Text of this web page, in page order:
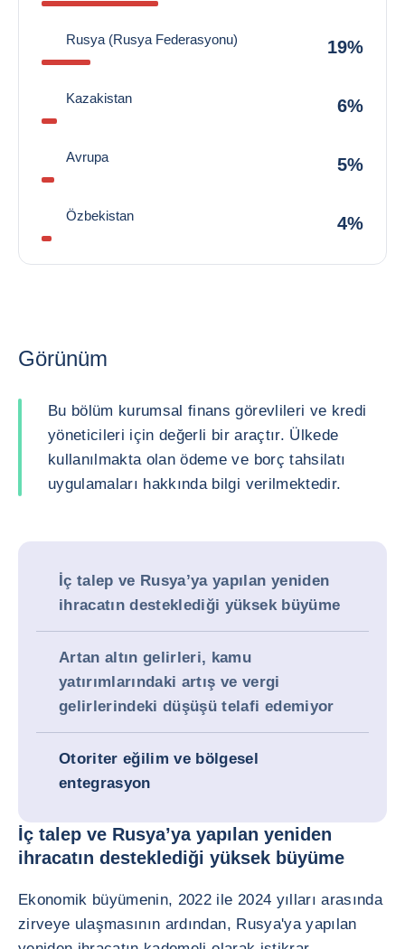
Rusya (Rusya Federasyonu) 19%
Kazakistan 6%
Avrupa 5%
Özbekistan 4%
Görünüm
Bu bölüm kurumsal finans görevlileri ve kredi
yöneticileri için değerli bir araçtır. Ülkede
kullanılmakta olan ödeme ve borç tahsilatı
uygulamaları hakkında bilgi verilmektedir.
İç talep ve Rusya’ya yapılan yeniden
ihracatın desteklediği yüksek büyüme
Artan altın gelirleri, kamu
yatırımlarındaki artış ve vergi
gelirlerindeki düşüşü telafi edemiyor
Otoriter eğilim ve bölgesel
entegrasyon
İç talep ve Rusya’ya yapılan yeniden
ihracatın desteklediği yüksek büyüme
Ekonomik büyümenin, 2022 ile 2024 yılları arasında
zirveye ulaşmasının ardından, Rusya'ya yapılan